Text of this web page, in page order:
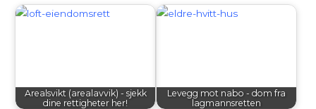
Arealsvikt (arealavvik) - sjekk
dine rettigheter her!
Levegg mot nabo - dom fra
lagmannsretten